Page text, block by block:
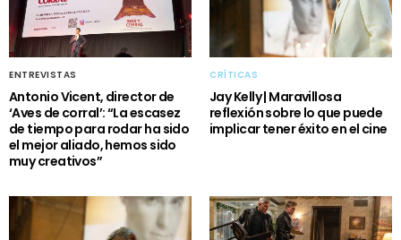
ENTREVISTAS
Antonio Vicent, director de
‘Aves de corral’: “La escasez
de tiempo para rodar ha sido
el mejor aliado, hemos sido
muy creativos”
CRÍTICAS
Jay Kelly | Maravillosa
reflexión sobre lo que puede
implicar tener éxito en el cine